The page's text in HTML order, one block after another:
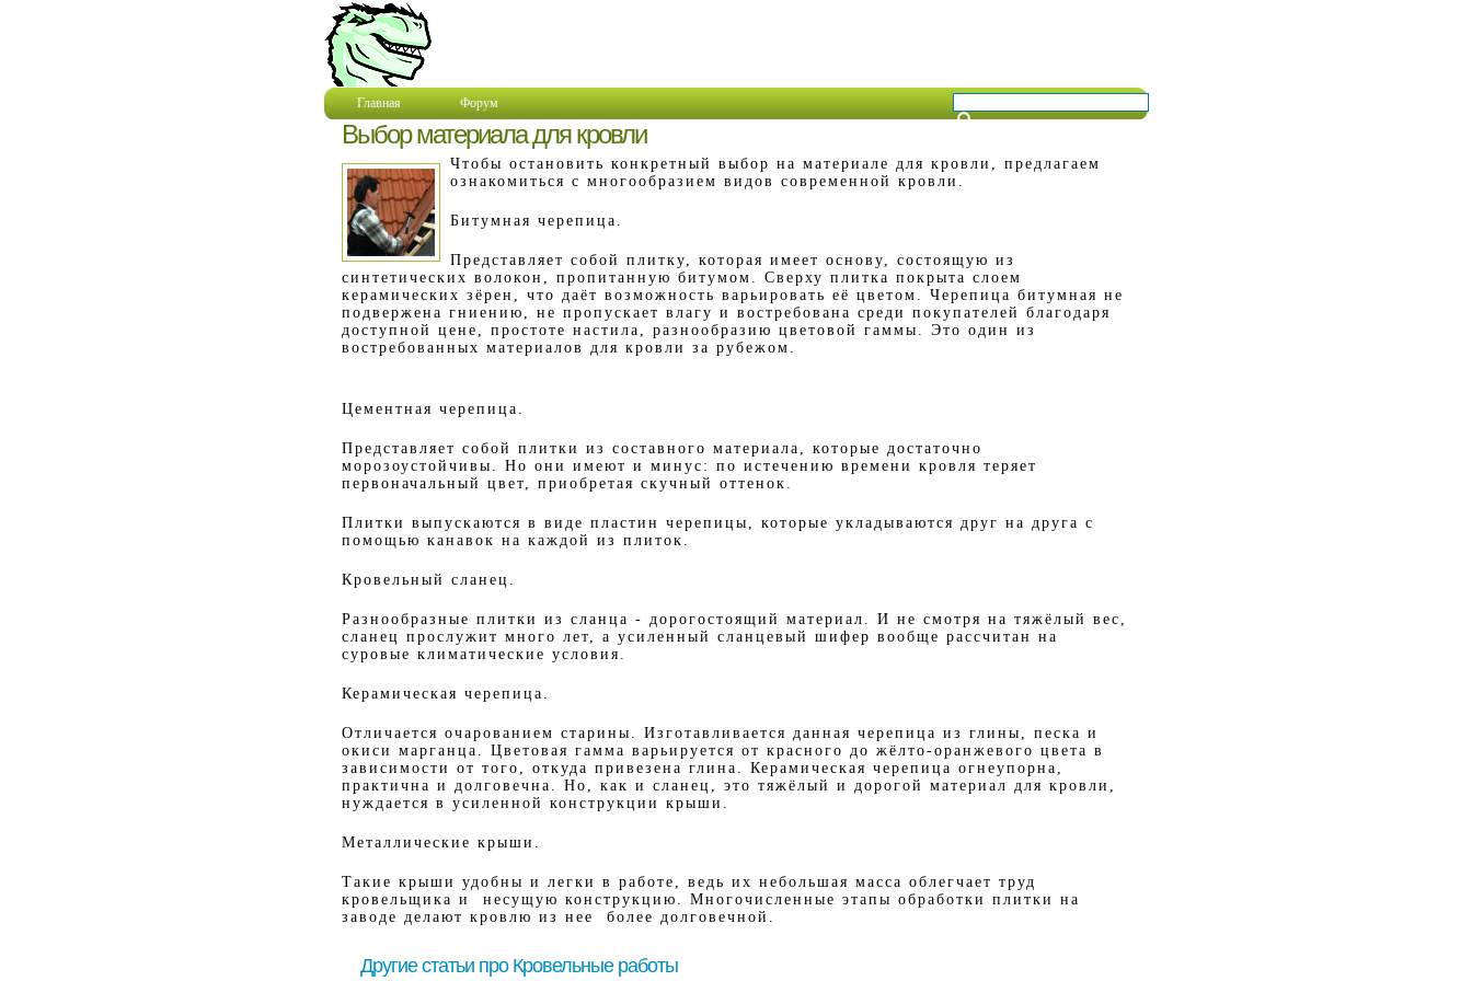
Главная Форум
Выбор материала для кровли
Чтобы остановить конкретный выбор на материале для кровли, предлагаем
ознакомиться с многообразием видов современной кровли.
Битумная черепица.
Представляет собой плитку, которая имеет основу, состоящую из
синтетических волокон, пропитанную битумом. Сверху плитка покрыта слоем
керамических зёрен, что даёт возможность варьировать её цветом. Черепица битумная не
подвержена гниению, не пропускает влагу и востребована среди покупателей благодаря
доступной цене, простоте настила, разнообразию цветовой гаммы. Это один из
востребованных материалов для кровли за рубежом.
Цементная черепица.
Представляет собой плитки из составного материала, которые достаточно
морозоустойчивы. Но они имеют и минус: по истечению времени кровля теряет
первоначальный цвет, приобретая скучный оттенок.
Плитки выпускаются в виде пластин черепицы, которые укладываются друг на друга с
помощью канавок на каждой из плиток.
Кровельный сланец.
Разнообразные плитки из сланца - дорогостоящий материал. И не смотря на тяжёлый вес,
сланец прослужит много лет, а усиленный сланцевый шифер вообще рассчитан на
суровые климатические условия.
Керамическая черепица.
Отличается очарованием старины. Изготавливается данная черепица из глины, песка и
окиси марганца. Цветовая гамма варьируется от красного до жёлто-оранжевого цвета в
зависимости от того, откуда привезена глина. Керамическая черепица огнеупорна,
практична и долговечна. Но, как и сланец, это тяжёлый и дорогой материал для кровли,
нуждается в усиленной конструкции крыши.
Металлические крыши.
Такие крыши удобны и легки в работе, ведь их небольшая масса облегчает труд
кровельщика и несущую конструкцию. Многочисленные этапы обработки плитки на
заводе делают кровлю из нее более долговечной.
Другие статьи про Кровельные работы